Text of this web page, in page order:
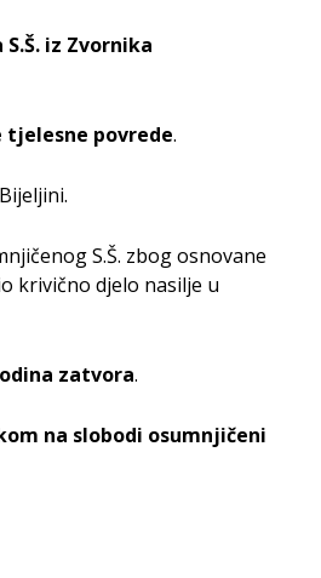
iz Zvornika
tjelesne povrede.
S.Š. zbog osnovane
krivično djelo nasilje u
zatvora.
na slobodi osumnjičeni